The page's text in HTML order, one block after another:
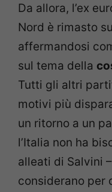
Da allora, l’ex
Nord è rimasto
affermandosi
sul tema della
Tutti gli altri
motivi più
un ritorno a un
l’Italia non ha
alleati di Salvini
considerano per